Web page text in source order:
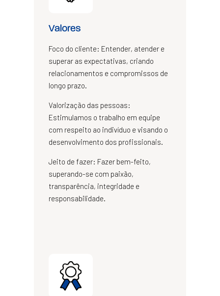
Valores
Foco do cliente: Entender, atender e
superar as expectativas, criando
relacionamentos e compromissos de
longo prazo.
Valorização das pessoas:
Estimulamos o trabalho em equipe
com respeito ao indivíduo e visando o
desenvolvimento dos profissionais.
Jeito de fazer: Fazer bem-feito,
superando-se com paixão,
transparência, integridade e
responsabilidade.